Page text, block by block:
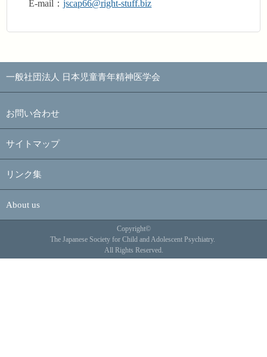
E-mail：jscap66@right-stuff.biz
一般社団法人 日本児童青年精神医学会
お問い合わせ
サイトマップ
リンク集
About us
Copyright©
The Japanese Society for Child and Adolescent Psychiatry.
All Rights Reserved.